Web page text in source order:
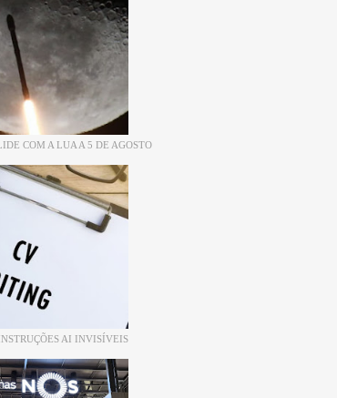
COM A LUA A 5 DE AGOSTO
AI INVISÍVEIS